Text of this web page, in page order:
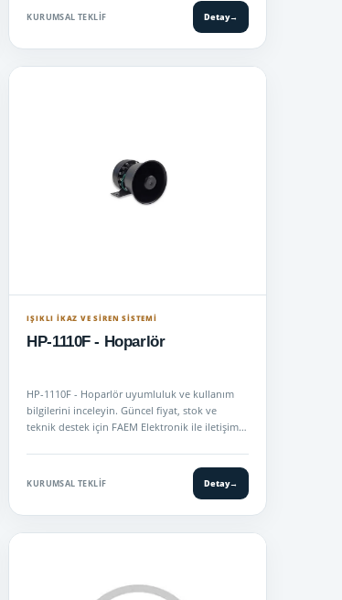
KURUMSAL TEKLIF Detay→
IŞIKLI İKAZ VE SİREN SİSTEMİ
HP-1110F - Hoparlör
HP-1110F - Hoparlör uyumluluk ve kullanım
bilgilerini inceleyin. Güncel fiyat, stok ve
teknik destek için FAEM Elektronik ile iletişime
KURUMSAL TEKLIF Detay→